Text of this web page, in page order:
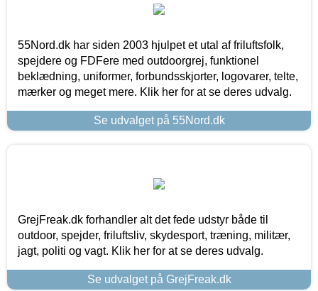
55Nord.dk har siden 2003 hjulpet et utal af friluftsfolk,
spejdere og FDFere med outdoorgrej, funktionel
beklædning, uniformer, forbundsskjorter, logovarer, telte,
mærker og meget mere. Klik her for at se deres udvalg.
Se udvalget på 55Nord.dk
GrejFreak.dk forhandler alt det fede udstyr både til
outdoor, spejder, friluftsliv, skydesport, træning, militær,
jagt, politi og vagt. Klik her for at se deres udvalg.
Se udvalget på GrejFreak.dk